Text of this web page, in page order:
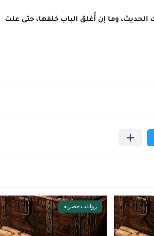
وما إن أُغلق الباب خلفها، حتى علت
روايات حصريه